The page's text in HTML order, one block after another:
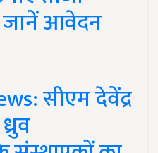
जानें आवेदन
सीएम देवेंद्र